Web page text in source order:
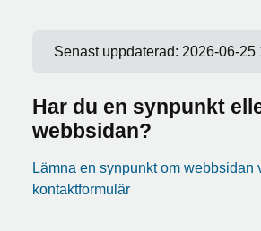
Senast uppdaterad: 2026-06-25
Har du en synpunkt
webbsidan?
Lämna en synpunkt om webbsidan
kontaktformulär